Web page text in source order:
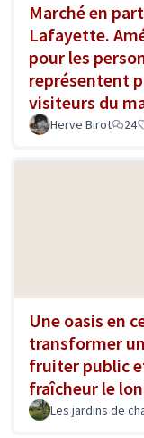
Marché en
Lafayette.
pour les
représentent
visiteurs du
Herve Birot 24
Une oasis en
transformer
fruiter public
fraîcheur le
Les jardins de